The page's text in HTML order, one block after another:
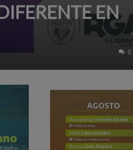
EN
0